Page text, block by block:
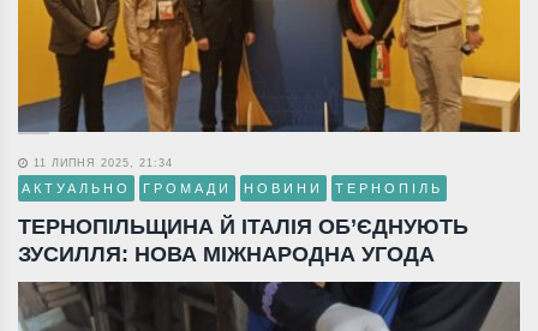
11 ЛИПНЯ 2025, 21:34
АКТУАЛЬНО ГРОМАДИ НОВИНИ ТЕРНОПІЛЬ
ТЕРНОПІЛЬЩИНА Й ІТАЛІЯ ОБ’ЄДНУЮТЬ
ЗУСИЛЛЯ: НОВА МІЖНАРОДНА УГОДА